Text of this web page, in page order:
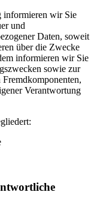
informieren wir Sie
und
Daten, soweit
über die Zwecke
informieren wir Sie
sowie zur
Verantwortung